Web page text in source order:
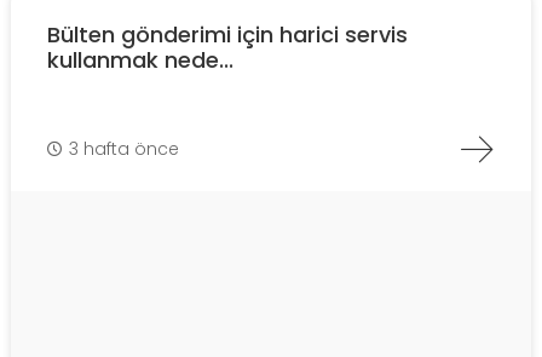
Bülten gönderimi için harici servis
kullanmak nede...
3 hafta önce